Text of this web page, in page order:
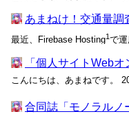
あまねけ！交通量調
最近、Firebase Hosting1で運
「個人サイトWeb
合同誌「モノラルノ